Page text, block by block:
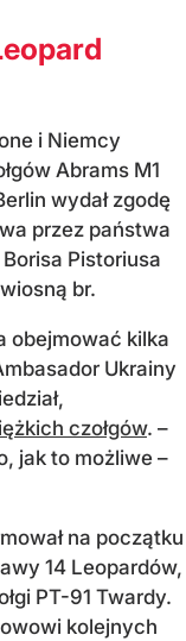
i Niemcy
Abrams M1
wydał zgodę
przez państwa
Pistoriusa
br.
obejmować kilka
Ukrainy
czołgów. –
jak to możliwe –
na początku
14 Leopardów,
PT-91 Twardy.
kolejnych